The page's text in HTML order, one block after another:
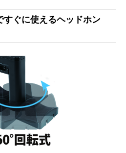
すぐに使えるヘッドホン